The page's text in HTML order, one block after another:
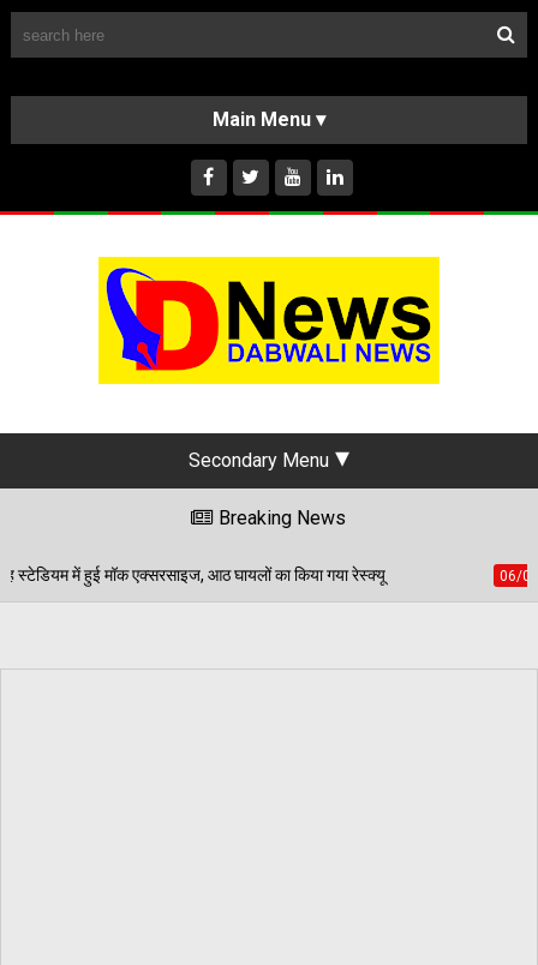
HOME
ABOUT US
INSTAGRAM
Secondary Menu
Breaking News
घायलों का किया गया रेस्क्यू 06/08/2026 पेड़ जन्म से मरण तक निभाते